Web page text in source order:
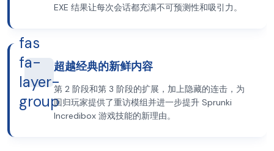
EXE 结果让每次会话都充满不可预测性和吸引力。
fas
fa-
layer-
group
超越经典的新鲜内容
第 2 阶段和第 3 阶段的扩展，加上隐藏的连击，为
回归玩家提供了重访模组并进一步提升 Sprunki
Incredibox 游戏技能的新理由。